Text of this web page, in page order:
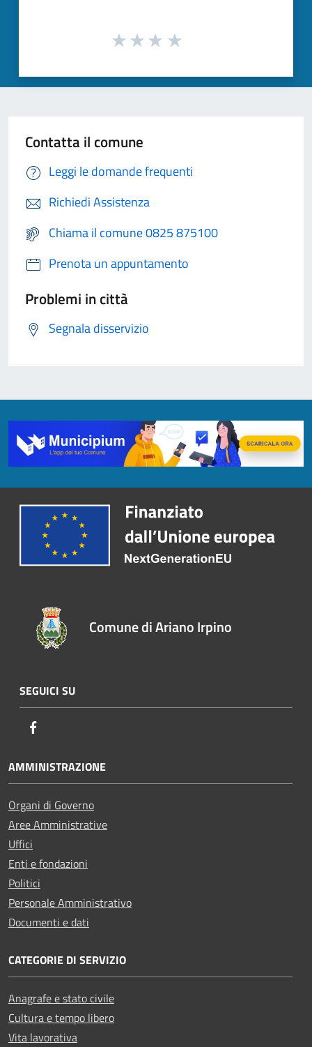
Contatta il comune
Leggi le domande frequenti
Richiedi Assistenza
Chiama il comune 0825 875100
Prenota un appuntamento
Problemi in città
Segnala disservizio
Comune di Ariano Irpino
SEGUICI SU
AMMINISTRAZIONE
Organi di Governo
Aree Amministrative
Uffici
Enti e fondazioni
Politici
Personale Amministrativo
Documenti e dati
CATEGORIE DI SERVIZIO
Anagrafe e stato civile
Cultura e tempo libero
Vita lavorativa